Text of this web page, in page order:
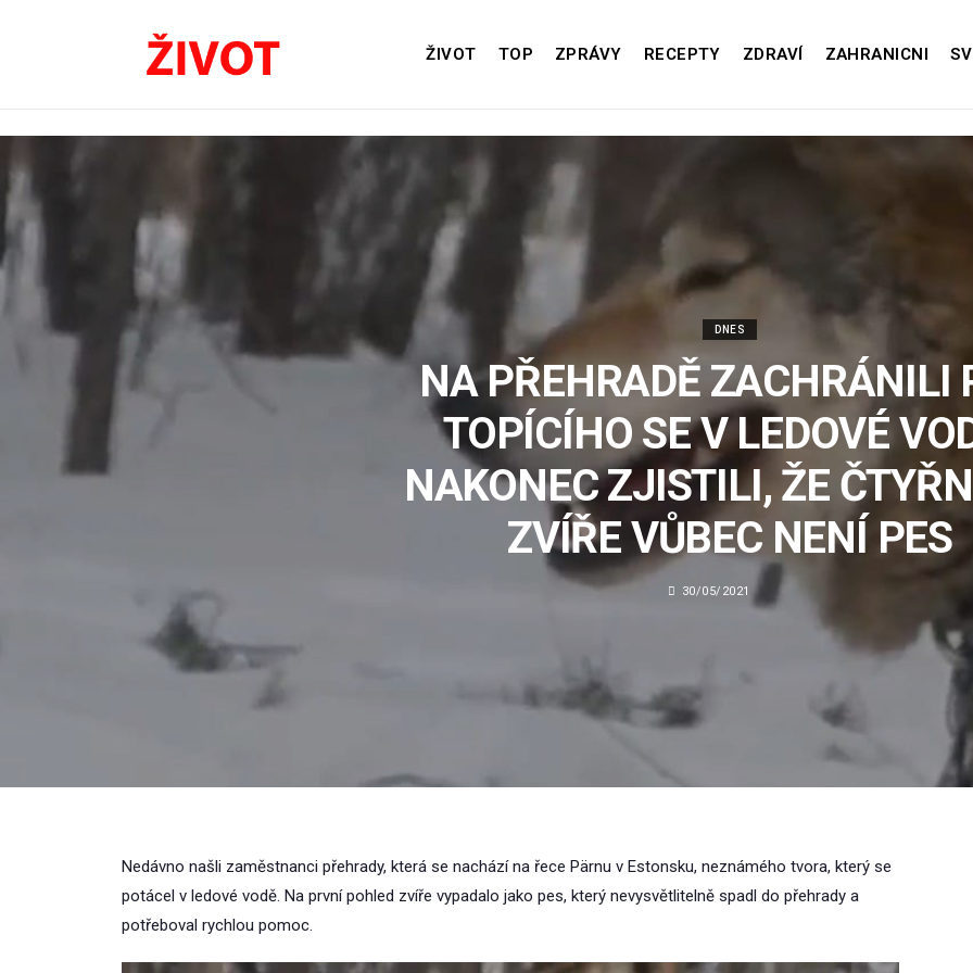
ŽIVOT TOP ZPRÁVY RECEPTY ZDRAVÍ ZAHRANICNI
DNES
NA PŘEHRADĚ ZACHRÁNILI
TOPÍCÍHO SE V LEDOVÉ
NAKONEC ZJISTILI, ŽE
ZVÍŘE VŮBEC NENÍ PES
30/05/2021
Nedávno našli zaměstnanci přehrady, která se nachází na řece Pärnu v Estonsku, neznámého tvora, který se
potácel v ledové vodě. Na první pohled zvíře vypadalo jako pes, který nevysvětlitelně spadl do přehrady a
potřeboval rychlou pomoc.